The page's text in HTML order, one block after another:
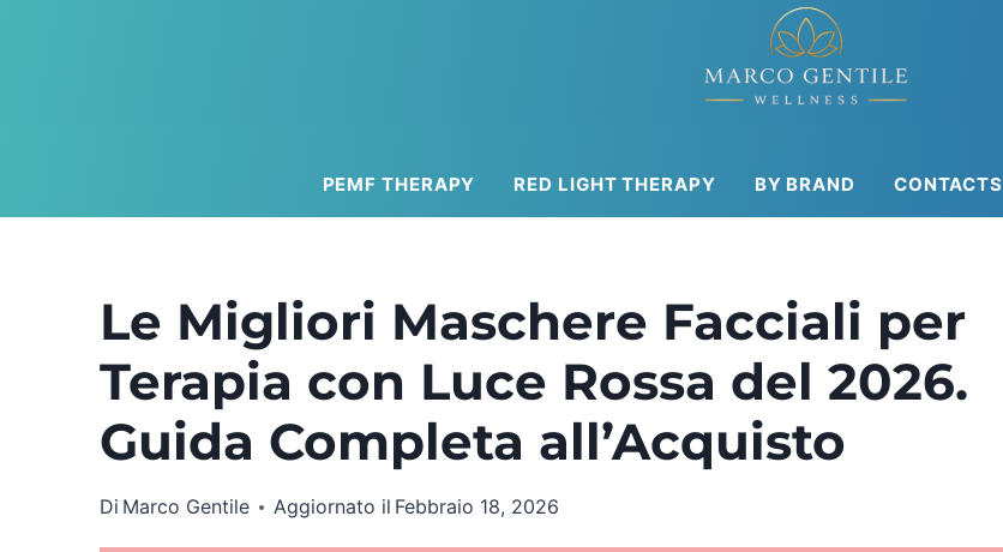
PEMF THERAPY RED LIGHT THERAPY BY BRAND CONTACTS
Le Migliori Maschere Facciali per
Terapia con Luce Rossa del 2026.
Guida Completa all’Acquisto
Di Marco Gentile Aggiornato il Febbraio 18, 2026